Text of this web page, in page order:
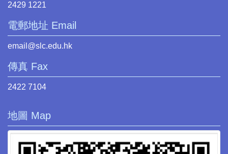
2429 1221
電郵地址 Email
email@slc.edu.hk
傳真 Fax
2422 7104
地圖 Map